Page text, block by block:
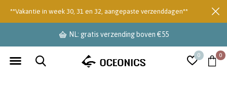
0 0
NL: gratis verzending boven €55
**Vakantie in week 30, 31 en 32, aangepaste verzenddagen**